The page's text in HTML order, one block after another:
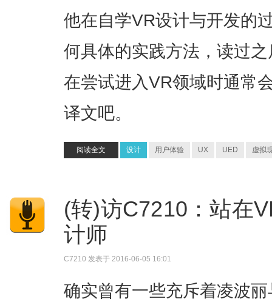
他在自学VR设计与开发的
何具体的实践方法，读过
在尝试进入VR领域时通常
译文吧。
阅读全文 设计 用户体验 UX UED 虚拟
(转)访C7210：站在
计师
C7210 发表于 2016-06-05 16:01
确实曾有一些充斥着凌波